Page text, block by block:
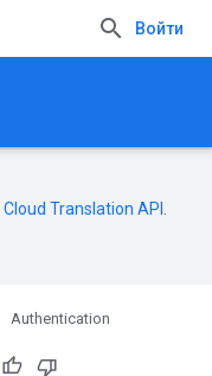
Войти
Cloud Translation API
Authentication